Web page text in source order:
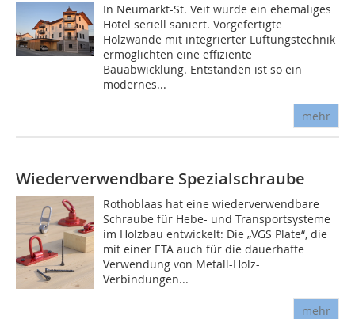
In Neumarkt-St. Veit wurde ein ehemaliges
Hotel seriell saniert. Vorgefertigte
Holzwände mit integrierter Lüftungstechnik
ermöglichten eine effiziente
Bauabwicklung. Entstanden ist so ein
modernes...
mehr
Wiederverwendbare Spezialschraube
Rothoblaas hat eine wiederverwendbare
Schraube für Hebe- und Transportsysteme
im Holzbau entwickelt: Die „VGS Plate“, die
mit einer ETA auch für die dauerhafte
Verwendung von Metall-Holz-
Verbindungen...
mehr